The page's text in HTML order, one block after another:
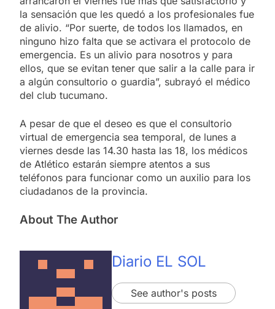
la sensación que les quedó a los profesionales fue
de alivio. “Por suerte, de todos los llamados, en
ninguno hizo falta que se activara el protocolo de
emergencia. Es un alivio para nosotros y para
ellos, que se evitan tener que salir a la calle para ir
a algún consultorio o guardia”, subrayó el médico
del club tucumano.
A pesar de que el deseo es que el consultorio
virtual de emergencia sea temporal, de lunes a
viernes desde las 14.30 hasta las 18, los médicos
de Atlético estarán siempre atentos a sus
teléfonos para funcionar como un auxilio para los
ciudadanos de la provincia.
About The Author
Diario EL SOL
See author's posts